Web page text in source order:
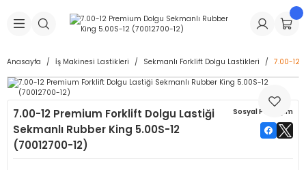
Geri Dön
Makineleri
Geri Dön
Geri Dön
İç Lastikleri
Geri Dön
Geri Dön
Geri Dön
Geri Dön
Makinesi Yedek Parçaları
Yedek Parçaları
Anasayfa İş Makinesi Lastikleri Sekmanlı Forklift Dolgu Lastikleri 7.00-12
7.00-12 Premium Forklift Dolgu Lastiği
Sekmanlı Rubber King 5.00S-12
(70012700-12)
Sosyal Paylaşım